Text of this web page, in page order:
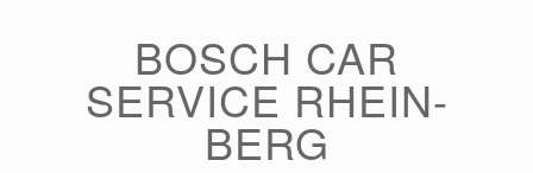
BOSCH CAR
SERVICE RHEIN-
BERG